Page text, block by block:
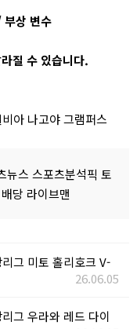
상 변수
질 수 있습니다.
아 나고야 그램퍼스
뉴스 스포츠분석픽 토
당 라이브맨
그 미토 홀리호크 V-
26.06.05
그 우라와 레드 다이